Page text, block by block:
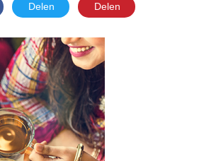
Delen Delen